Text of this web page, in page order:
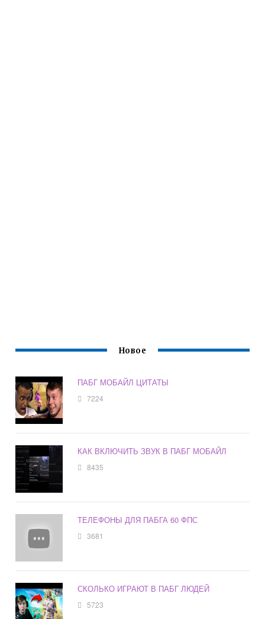
Новое
ПАБГ МОБАЙЛ ЦИТАТЫ
7224
КАК ВКЛЮЧИТЬ ЗВУК В ПАБГ МОБАЙЛ
8435
ТЕЛЕФОНЫ ДЛЯ ПАБГА 60 ФПС
3681
СКОЛЬКО ИГРАЮТ В ПАБГ ЛЮДЕЙ
5723